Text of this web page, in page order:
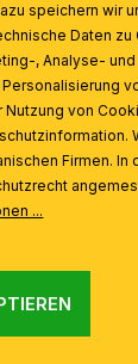
speichern wir
Daten zu
, Analyse- und
Nutzung von
Firmen. In
...